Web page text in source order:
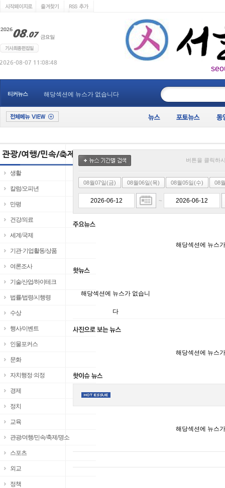
티커뉴스 해당섹션에 뉴스가 없습니다
생활
칼럼/오피년
만평
건강/의료
세계/국제
기관·기업활동/상품
여론조사
기술/산업/하이테크
법률/법령/시행령
수상
행사/이벤트
인물포커스
문화
자치행정·의정
경제
정치
교육
관광/여행/민속/축제/명소
스포츠
외교
정책
버튼을 클릭하
08월07일(금) 08월06일(목) 08월05일(수) 08
~
해당섹션에 뉴스
해당섹션에 뉴스가 없습니
다
해당섹션에 뉴스
해당섹션에 뉴스